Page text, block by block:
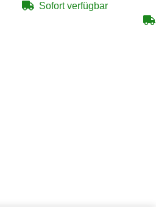
Sofort verfügbar